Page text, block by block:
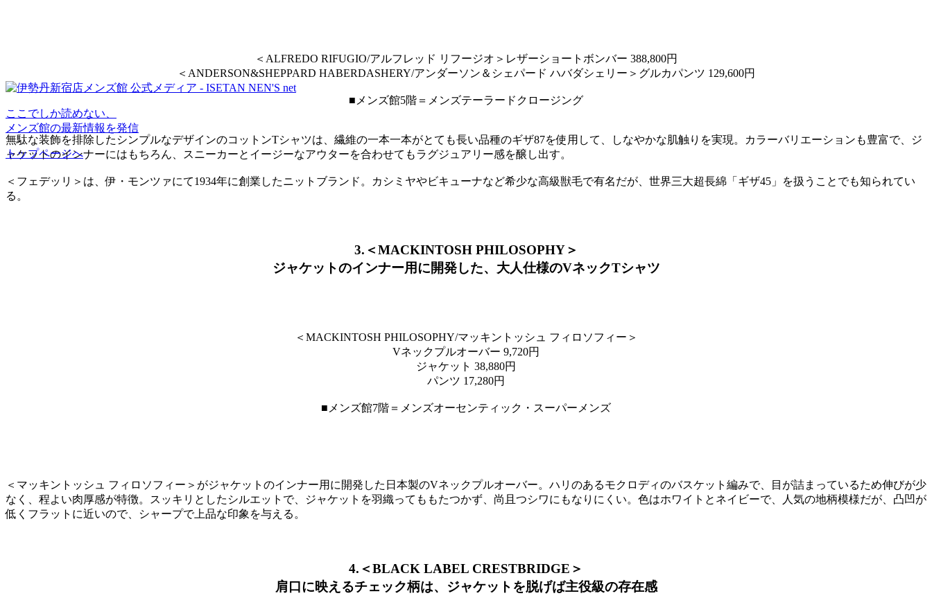
＜ALFREDO RIFUGIO/アルフレッド リフージオ＞レザーショートボンバー 388,800円
＜ANDERSON&SHEPPARD HABERDASHERY/アンダーソン＆シェパード ハバダシェリー＞グルカパンツ 129,600円
■メンズ館5階＝メンズテーラードクロージング
無駄な装飾を排除したシンプルなデザインのコットンTシャツは、繊維の一本一本がとても長い品種のギザ87を使用して、しなやかな肌触りを実現。カラーバリエーションも豊富で、ジ
ャケットのインナーにはもちろん、スニーカーとイージーなアウターを合わせてもラグジュアリー感を醸し出す。
＜フェデッリ＞は、伊・モンツァにて1934年に創業したニットブランド。カシミヤやビキューナなど希少な高級獣毛で有名だが、世界三大超長綿「ギザ45」を扱うことでも知られてい
る。
3.＜MACKINTOSH PHILOSOPHY＞
ジャケットのインナー用に開発した、大人仕様のVネックTシャツ
＜MACKINTOSH PHILOSOPHY/マッキントッシュ フィロソフィー＞
Vネックプルオーバー 9,720円
ジャケット 38,880円
パンツ 17,280円
■メンズ館7階＝メンズオーセンティック・スーパーメンズ
＜マッキントッシュ フィロソフィー＞がジャケットのインナー用に開発した日本製のVネックプルオーバー。ハリのあるモクロディのバスケット編みで、目が詰まっているため伸びが少
なく、程よい肉厚感が特徴。スッキリとしたシルエットで、ジャケットを羽織ってももたつかず、尚且つシワにもなりにくい。色はホワイトとネイビーで、人気の地柄模様だが、凸凹が
低くフラットに近いので、シャープで上品な印象を与える。
4.＜BLACK LABEL CRESTBRIDGE＞
肩口に映えるチェック柄は、ジャケットを脱げば主役級の存在感
ここでしか読めない、
メンズ館の最新情報を発信
トップページへ